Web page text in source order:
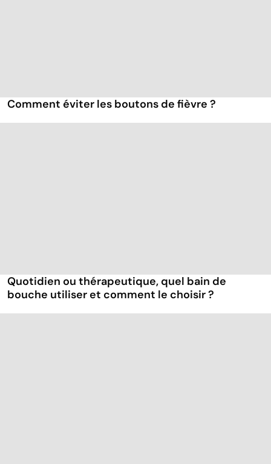
Comment éviter les boutons de fièvre ?
Quotidien ou thérapeutique, quel bain de
bouche utiliser et comment le choisir ?